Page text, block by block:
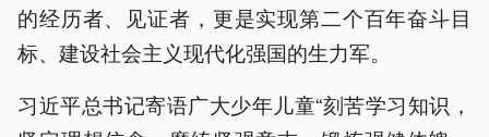
的经历者、见证者，更是实现第二个百年奋斗目
标、建设社会主义现代化强国的生力军。
习近平总书记寄语广大少年儿童“刻苦学习知识，